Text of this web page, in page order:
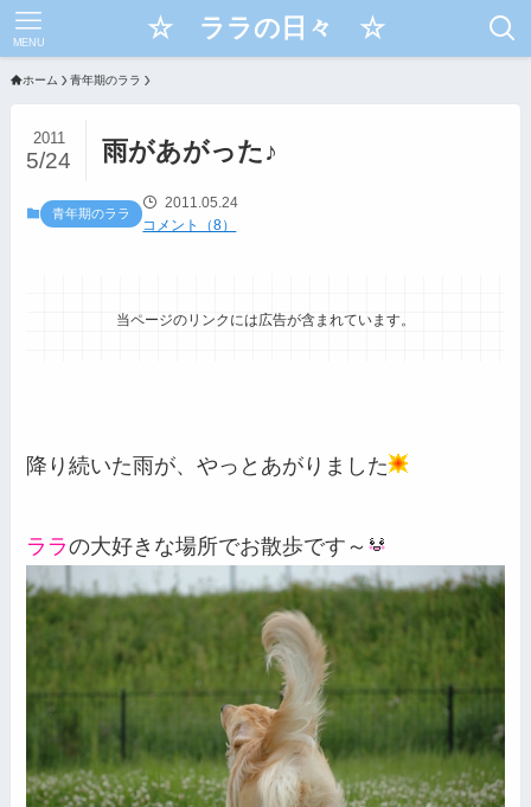
☆ ララの日々 ☆
MENU
ホーム 青年期のララ
雨があがった♪
2011
5/24
青年期のララ
2011.05.24
コメント（8）
当ページのリンクには広告が含まれています。
降り続いた雨が、やっとあがりました
ララの大好きな場所でお散歩です～